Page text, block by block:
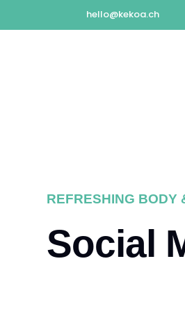
hello@kekoa.ch
REFRESHING BODY
Social